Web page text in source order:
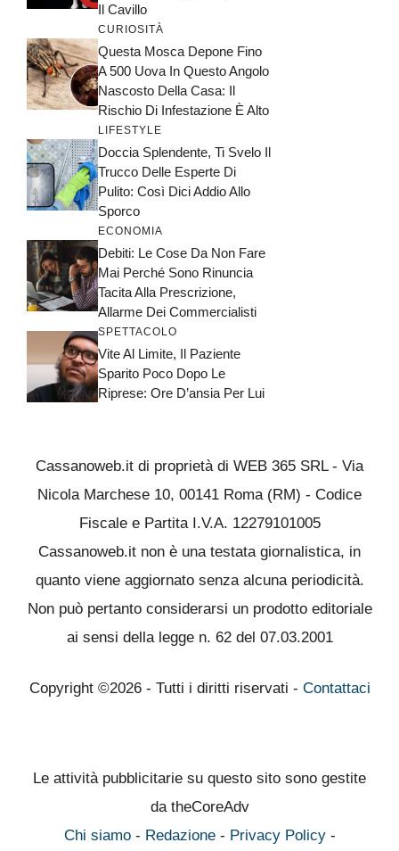
Il Cavillo
CURIOSITÀ
Questa Mosca Depone Fino
A 500 Uova In Questo Angolo
Nascosto Della Casa: Il
Rischio Di Infestazione È Alto
LIFESTYLE
Doccia Splendente, Ti Svelo Il
Trucco Delle Esperte Di
Pulito: Così Dici Addio Allo
Sporco
ECONOMIA
Debiti: Le Cose Da Non Fare
Mai Perché Sono Rinuncia
Tacita Alla Prescrizione,
Allarme Dei Commercialisti
SPETTACOLO
Vite Al Limite, Il Paziente
Sparito Poco Dopo Le
Riprese: Ore D’ansia Per Lui
Cassanoweb.it di proprietà di WEB 365 SRL - Via
Nicola Marchese 10, 00141 Roma (RM) - Codice
Fiscale e Partita I.V.A. 12279101005
Cassanoweb.it non è una testata giornalistica, in
quanto viene aggiornato senza alcuna periodicità.
Non può pertanto considerarsi un prodotto editoriale
ai sensi della legge n. 62 del 07.03.2001
Copyright ©2026 - Tutti i diritti riservati - Contattaci
Le attività pubblicitarie su questo sito sono gestite
da theCoreAdv
Chi siamo- Redazione- Privacy Policy-